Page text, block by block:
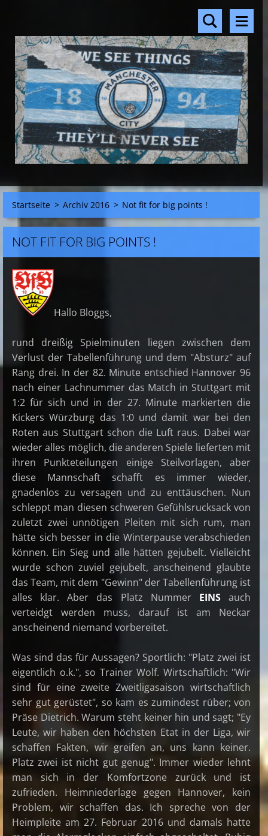
Startseite > Archiv 2016 > Not fit for big points !
NOT FIT FOR BIG POINTS !
Hallo Bloggs,
rund dreißig Spielminuten liegen zwischen dem
Verlust der Tabellenführung und dem "Absturz" auf
Rang drei. In der 82. Minute entschied Hannover 96
nach einer Lachnummer das Match in Stuttgart mit
1:2 für sich und in der 27. Minute markierten die
Kickers Würzburg das 1:0 und damit war bei den
Roten aus Stuttgart schon die Luft raus. Dabei war
wieder alles möglich, die anderen Spiele lieferten mit
ihren Punkteteilungen einige Steilvorlagen, aber
diese Mannschaft schafft es immer wieder,
gnadenlos zu versagen und zu enttäuschen. Nun
schleppt man diesen schweren Gefühlsrucksack von
zuletzt zwei unnötigen Pleiten mit sich rum, man
hätte sich besser in die Winterpause verabschieden
können. Ein Sieg und alle hätten gejubelt. Vielleicht
wurde schon zuviel gejubelt, anscheinend glaubte
das Team, mit dem "Gewinn" der Tabellenführung ist
alles klar. Aber das Platz Nummer EINSauch
verteidgt werden muss, darauf ist am Neckar
anscheinend niemand vorbereitet.
Was sind das für Aussagen? Sportlich: "Platz zwei ist
eigentlich o.k.", so Trainer Wolf. Wirtschaftlich: "Wir
sind für eine zweite Zweitligasaison wirtschaftlich
sehr gut gerüstet", so kam es zumindest rüber; von
Präse Dietrich. Warum steht keiner hin und sagt; "Ey
Leute, wir haben den höchsten Etat in der Liga, wir
schaffen Fakten, wir greifen an, uns kann keiner.
Platz zwei ist nicht gut genug". Immer wieder lehnt
man sich in der Komfortzone zurück und ist
zufrieden. Heimniederlage gegen Hannover, kein
Problem, wir schaffen das. Ich spreche von der
Heimpleite am 27. Februar 2016 und damals hatte